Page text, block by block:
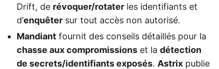
Drift, de révoquer/rotater les identifiants et
d’enquêter sur tout accès non autorisé.
Mandiant fournit des conseils détaillés pour la
chasse aux compromissions et la détection
de secrets/identifiants exposés. Astrix publie